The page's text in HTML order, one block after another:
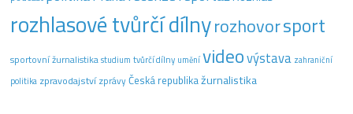
rozhlasové tvůrčí dílnyrozhovorsport
sportovní žurnalistika studium tvůrčí dílny uměnívideovýstava zahraniční
politika zpravodajstvízprávyČeská republikažurnalistika